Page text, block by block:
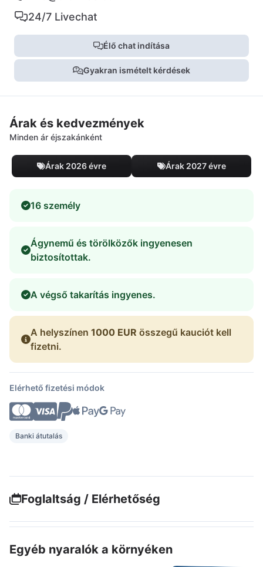
24/7 Livechat
Élő chat indítása
Gyakran ismételt kérdések
Árak és kedvezmények
Minden ár éjszakánként
Árak 2026 évre Árak 2027 évre
16 személy
Ágynemű és törölközők ingyenesen
biztosítottak.
A végső takarítás ingyenes.
A helyszínen 1000 EUR összegű kauciót kell
fizetni.
Elérhető fizetési módok
Banki átutalás
Foglaltság / Elérhetőség
Egyéb nyaralók a környéken